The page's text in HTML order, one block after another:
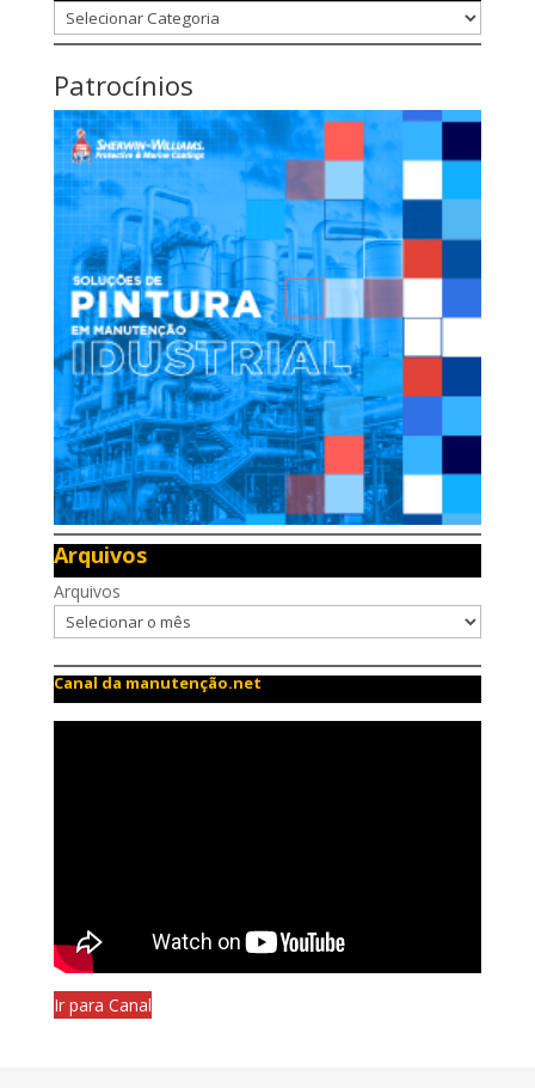
Categorias
Patrocínios
Arquivos
Arquivos
Canal da manutenção.net
Ir para Canal